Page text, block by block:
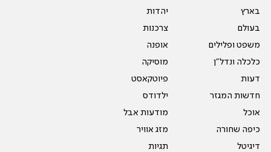
בארץ
בעולם
משפט ופלילים
כלכלה ונדל"ן
דעות
חדשות המגזר
אוכל
כיפה שחורה
דיגיטל
יהדות
צרכנות
אופנה
מוסיקה
פיוטקאסט
ילדודס
מודעות אבל
מזג אוויר
תגיות